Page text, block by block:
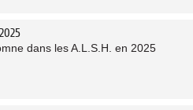
dans les A.L.S.H. en 2025